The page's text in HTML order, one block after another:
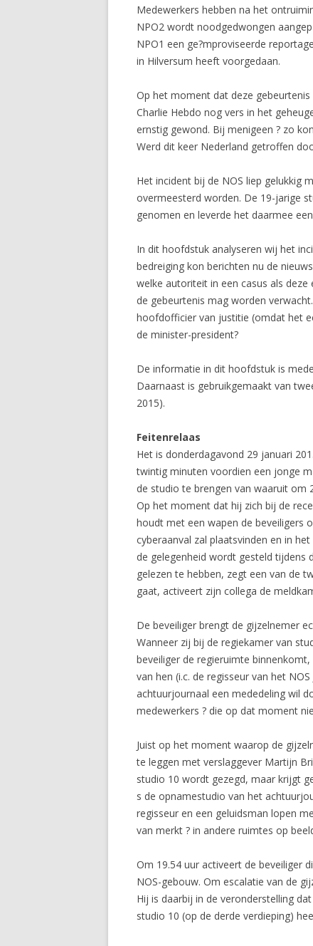
Medewerkers hebben na het
NPO2 wordt noodgedwongen
NPO1 een ge?mproviseerde
in Hilversum heeft voorgedaan.
Op het moment dat deze
Charlie Hebdo nog vers in het
ernstig gewond. Bij menigeen ? zo
Werd dit keer Nederland getroffen
Het incident bij de NOS liep gelukkig
overmeesterd worden. De 19-jarige
genomen en leverde het daarmee
In dit hoofdstuk analyseren wij het
bedreiging kon berichten nu de
welke autoriteit in een casus als deze
de gebeurtenis mag worden
hoofdofficier van justitie (omdat het
de minister-president?
De informatie in dit hoofdstuk is
Daarnaast is gebruikgemaakt van
2015).
Feitenrelaas
Het is donderdagavond 29 januari
twintig minuten voordien een jonge
de studio te brengen van waaruit om
Op het moment dat hij zich bij de
houdt met een wapen de beveiligers
cyberaanval zal plaatsvinden en in
de gelegenheid wordt gesteld tijdens
gelezen te hebben, zegt een van de
gaat, activeert zijn collega de
De beveiliger brengt de gijzelnemer
Wanneer zij bij de regiekamer van
beveiliger de regieruimte
van hen (i.c. de regisseur van het
achtuurjournaal een mededeling wil
medewerkers ? die op dat moment
Juist op het moment waarop de
te leggen met verslaggever Martijn
studio 10 wordt gezegd, maar krijgt
s de opnamestudio van het
regisseur en een geluidsman lopen
van merkt ? in andere ruimtes op
Om 19.54 uur activeert de beveiliger
NOS-gebouw. Om escalatie van de
Hij is daarbij in de veronderstelling
studio 10 (op de derde verdieping)